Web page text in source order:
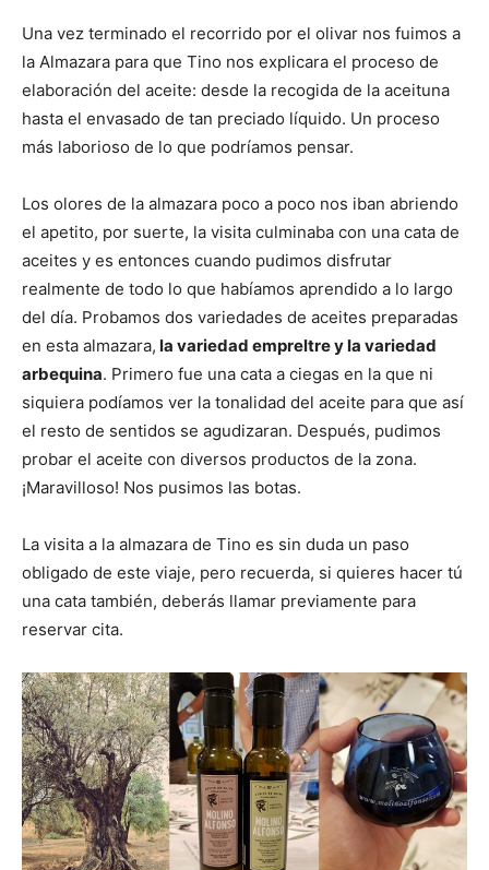
Una vez terminado el recorrido por el olivar nos fuimos a
la Almazara para que Tino nos explicara el proceso de
elaboración del aceite: desde la recogida de la aceituna
hasta el envasado de tan preciado líquido. Un proceso
más laborioso de lo que podríamos pensar.
Los olores de la almazara poco a poco nos iban abriendo
el apetito, por suerte, la visita culminaba con una cata de
aceites y es entonces cuando pudimos disfrutar
realmente de todo lo que habíamos aprendido a lo largo
del día. Probamos dos variedades de aceites preparadas
en esta almazara, la variedad empreltre y la variedad
arbequina. Primero fue una cata a ciegas en la que ni
siquiera podíamos ver la tonalidad del aceite para que así
el resto de sentidos se agudizaran. Después, pudimos
probar el aceite con diversos productos de la zona.
¡Maravilloso! Nos pusimos las botas.
La visita a la almazara de Tino es sin duda un paso
obligado de este viaje, pero recuerda, si quieres hacer tú
una cata también, deberás llamar previamente para
reservar cita.